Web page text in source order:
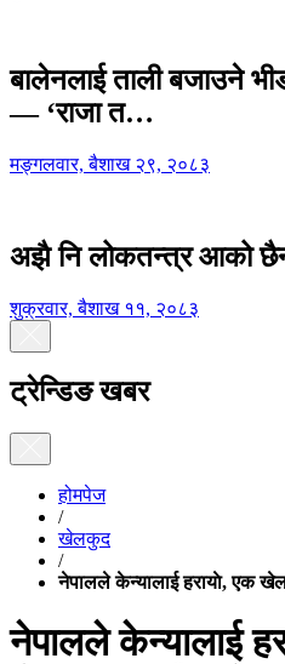
बालेनलाई ताली बजाउने
— ‘राजा त…
मङ्गलवार, बैशाख २९, २०८३
अझै नि लोकतन्त्र आको
शुक्रवार, बैशाख ११, २०८३
ट्रेन्डिङ खबर
होमपेज
/
खेलकुद
/
नेपालले केन्यालाई हरायाे, एक
नेपालले केन्यालाई